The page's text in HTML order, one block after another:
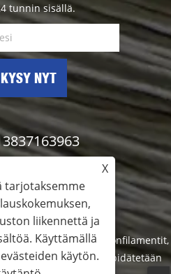
tunnin sisällä.
KYSY NYT
Co., Limited - Nailonfilamentit,
- Kaikki oikeudet pidätetään
X
tarjotaksemme
liikennettä ja
Käyttämällä
käytön.